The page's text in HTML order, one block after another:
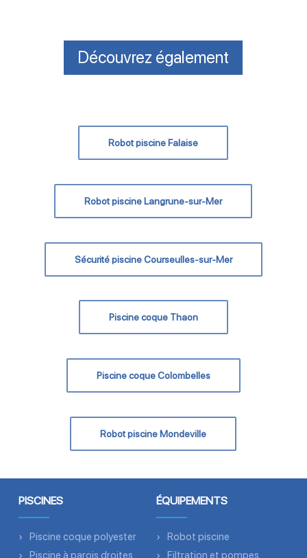
Découvrez également
Robot piscine Falaise
Robot piscine Langrune-sur-Mer
Sécurité piscine Courseulles-sur-Mer
Piscine coque Thaon
Piscine coque Colombelles
Robot piscine Mondeville
PISCINES
Piscine coque polyester
Piscine à parois droites
ÉQUIPEMENTS
Robot piscine
Filtration et pompes